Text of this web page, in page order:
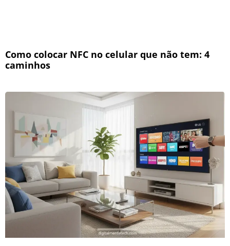
Como colocar NFC no celular que não tem: 4
caminhos